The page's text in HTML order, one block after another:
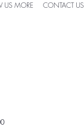
US MORE CONTACT US
ราคา